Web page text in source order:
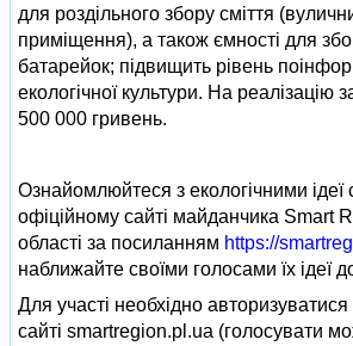
для роздільного збору сміття
приміщення), а також ємності для
батарейок; підвищить рівень
екологічної культури. На реалізацію
500 000 гривень.
Ознайомлюйтеся з екологічними ідеї
офіційному сайті майданчика Smart
області за посиланням https://
наближайте своїми голосами їх ідеї
Для участі необхідно
сайті smartregion.pl.ua (голосувати